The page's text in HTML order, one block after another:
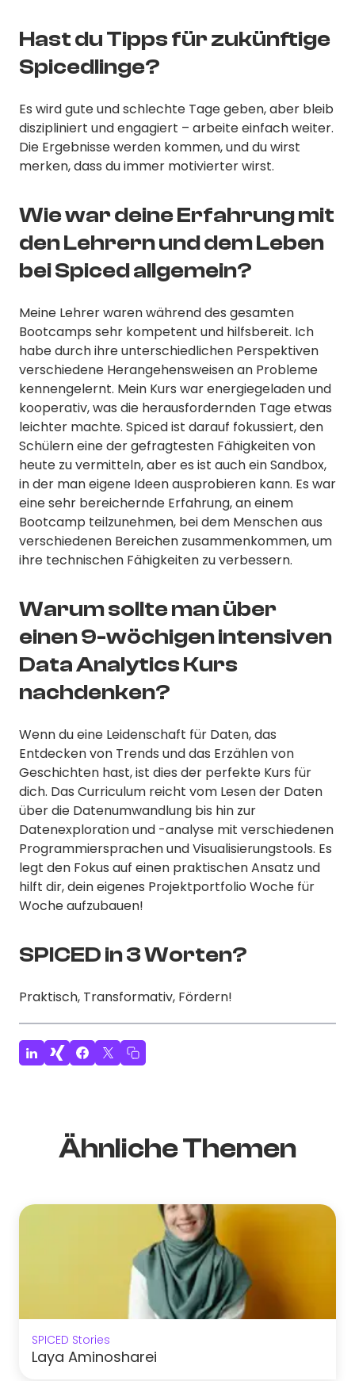
Hast du Tipps für zukünftige
Spicedlinge?
Es wird gute und schlechte Tage geben, aber bleib
diszipliniert und engagiert – arbeite einfach weiter.
Die Ergebnisse werden kommen, und du wirst
merken, dass du immer motivierter wirst.
Wie war deine Erfahrung mit
den Lehrern und dem Leben
bei Spiced allgemein?
Meine Lehrer waren während des gesamten
Bootcamps sehr kompetent und hilfsbereit. Ich
habe durch ihre unterschiedlichen Perspektiven
verschiedene Herangehensweisen an Probleme
kennengelernt. Mein Kurs war energiegeladen und
kooperativ, was die herausfordernden Tage etwas
leichter machte. Spiced ist darauf fokussiert, den
Schülern eine der gefragtesten Fähigkeiten von
heute zu vermitteln, aber es ist auch ein Sandbox,
in der man eigene Ideen ausprobieren kann. Es war
eine sehr bereichernde Erfahrung, an einem
Bootcamp teilzunehmen, bei dem Menschen aus
verschiedenen Bereichen zusammenkommen, um
ihre technischen Fähigkeiten zu verbessern.
Warum sollte man über
einen 9-wöchigen intensiven
Data Analytics Kurs
nachdenken?
Wenn du eine Leidenschaft für Daten, das
Entdecken von Trends und das Erzählen von
Geschichten hast, ist dies der perfekte Kurs für
dich. Das Curriculum reicht vom Lesen der Daten
über die Datenumwandlung bis hin zur
Datenexploration und -analyse mit verschiedenen
Programmiersprachen und Visualisierungstools. Es
legt den Fokus auf einen praktischen Ansatz und
hilft dir, dein eigenes Projektportfolio Woche für
Woche aufzubauen!
SPICED in 3 Worten?
Praktisch, Transformativ, Fördern!
Ähnliche Themen
SPICED Stories
Laya Aminosharei